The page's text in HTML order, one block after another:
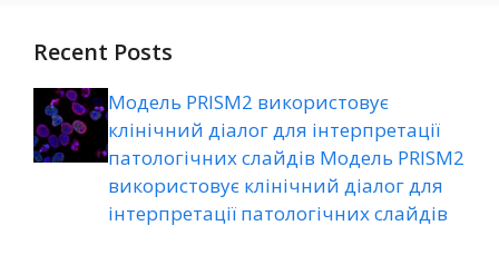
Recent Posts
Модель PRISM2 використовує
клінічний діалог для інтерпретації
патологічних слайдів Модель PRISM2
використовує клінічний діалог для
інтерпретації патологічних слайдів